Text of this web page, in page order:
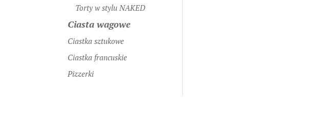
Torty w stylu NAKED
Ciasta wagowe
Ciastka sztukowe
Ciastka francuskie
Pizzerki